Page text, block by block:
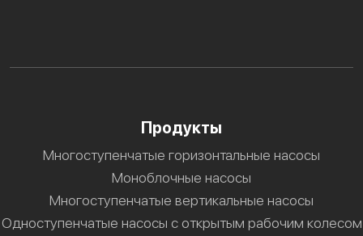
Продукты
Многоступенчатые горизонтальные насосы
Моноблочные насосы
Многоступенчатые вертикальные насосы
Одноступенчатые насосы с открытым рабочим колесом